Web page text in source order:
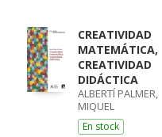
CREATIVIDAD
MATEMÁTICA,
CREATIVIDAD
DIDÁCTICA
ALBERTÍ PALMER,
MIQUEL
En stock